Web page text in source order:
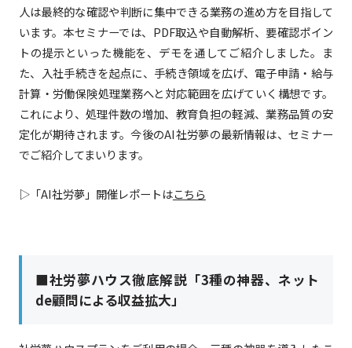
人は最終的な確認や判断に集中できる業務の進め方を目指して
います。本セミナーでは、PDF取込や自動解析、要確認ポイン
トの提示といった機能を、デモを通してご紹介しました。ま
た、入社手続きを起点に、手続き領域を広げ、電子申請・給与
計算・労働保険処理業務へと対応範囲を広げていく構想です。
これにより、処理件数の増加、教育負担の軽減、業務品質の安
定化が期待されます。今後のAI社労夢の最新情報は、セミナー
でご紹介してまいります。
▷「AI社労夢」開催レポートはこちら
■社労夢ハウス徹底解説「3種の神器、ネット
de顧問による収益拡大」